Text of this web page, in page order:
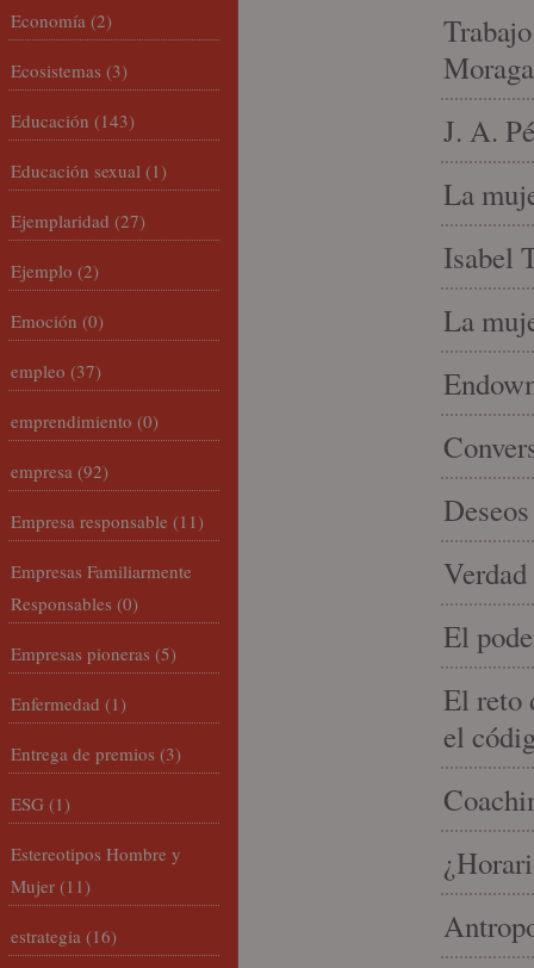
J. A.
La
Isabel
La
El
El reto
el
Economía (2)
Ecosistemas (3)
Educación (143)
Educación sexual (1)
Ejemplaridad (27)
Ejemplo (2)
Emoción (0)
empleo (37)
emprendimiento (0)
empresa (92)
Empresa responsable (11)
Empresas Familiarmente
Responsables (0)
Empresas pioneras (5)
Enfermedad (1)
Entrega de premios (3)
ESG (1)
Estereotipos Hombre y
Mujer (11)
estrategia (16)